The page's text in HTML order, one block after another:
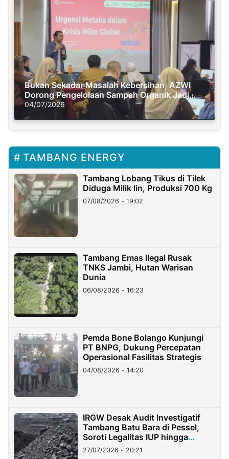
Bukan Sekadar Masalah Kebersihan, AZWI
Dorong Pengelolaan Sampah Organik Jadi
Solusi Krisis Iklim
04/07/2026
TAMBANG ENERGY
Tambang Lobang Tikus di Tilek
Diduga Milik Iin, Produksi 700 Kg
07/08/2026 - 19:02
Tambang Emas Ilegal Rusak
TNKS Jambi, Hutan Warisan
Dunia
06/08/2026 - 16:23
Pemda Bone Bolango Kunjungi
PT BNPG, Dukung Percepatan
Operasional Fasilitas Strategis
04/08/2026 - 14:20
IRGW Desak Audit Investigatif
Tambang Batu Bara di Pessel,
Soroti Legalitas IUP hingga
Stockpile
27/07/2026 - 20:21